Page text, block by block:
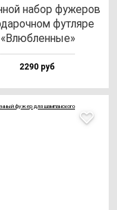
на­бор фу­же­ров
фут­ля­ре
«Влюб­лен­ные»
2290 руб